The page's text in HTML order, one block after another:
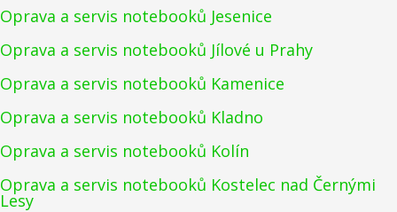
Oprava a servis notebooků Jesenice
Oprava a servis notebooků Jílové u Prahy
Oprava a servis notebooků Kamenice
Oprava a servis notebooků Kladno
Oprava a servis notebooků Kolín
Oprava a servis notebooků Kostelec nad Černými
Lesy